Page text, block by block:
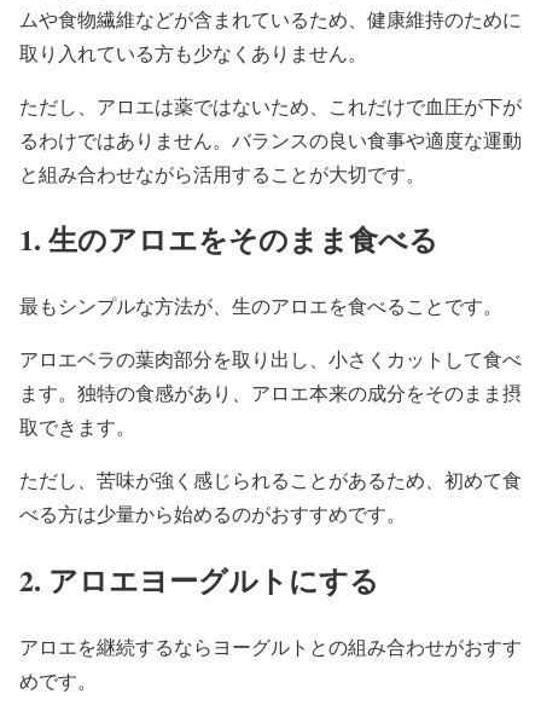
ムや食物繊維などが含まれているため、健康維持のために
取り入れている方も少なくありません。
ただし、アロエは薬ではないため、これだけで血圧が下が
るわけではありません。バランスの良い食事や適度な運動
と組み合わせながら活用することが大切です。
1. 生のアロエをそのまま食べる
最もシンプルな方法が、生のアロエを食べることです。
アロエベラの葉肉部分を取り出し、小さくカットして食べ
ます。独特の食感があり、アロエ本来の成分をそのまま摂
取できます。
ただし、苦味が強く感じられることがあるため、初めて食
べる方は少量から始めるのがおすすめです。
2. アロエヨーグルトにする
アロエを継続するならヨーグルトとの組み合わせがおすす
めです。